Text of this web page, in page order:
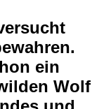
ein
Wolf